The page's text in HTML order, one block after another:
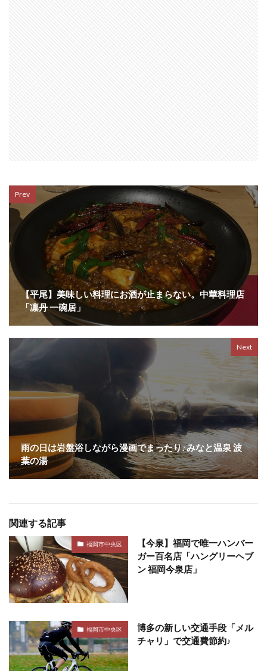
Prev
【平尾】美味しい料理にお酒が止まらない。中華料理店
「凛丹 一碗居」
Next
雨の日は岩盤浴しながら漫画でまったり♪みなと温泉 波
葉の湯
関連する記事
福岡市中央区
【今泉】福岡で唯一ハンバー
ガー百名店「ハングリーヘブ
ン 福岡今泉店」
福岡市中央区
博多の新しい交通手段「メル
チャリ」で交通費節約♪